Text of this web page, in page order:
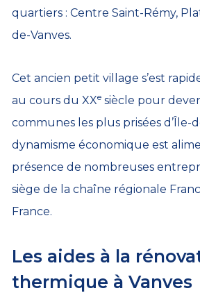
quartiers : Centre Saint-Rémy,
de-Vanves.
Cet ancien petit village s’est
au cours du XXe siècle pour
communes les plus prisées d’Île-
dynamisme économique est
présence de nombreuses
siège de la chaîne régionale
France.
Les aides à la
thermique à Vanves